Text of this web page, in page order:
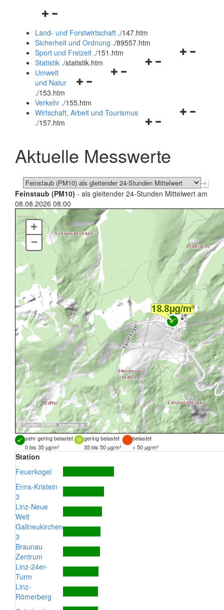
Navigationsmenü
und
schließen
Land- und Forstwirtschaft ./147.htm
Sicherheit und Ordnung ./89557.htm
Navigationsmenü
Sport und Freizeit ./151.htm
Navigationsmenü
Statistik ./statistik.htm
Navigationsmenü
und
schließen
Umwelt
und Natur
./153.htm
Verkehr ./155.htm
Navigationsmenü
schließen
Wirtschaft, Arbeit und Tourismus
./157.htm
Aktuelle Messwerte
Feinstaub (PM10) - als gleitender 24-Stunden Mittelwert am
08.08.2026 08:00
Quellen: DORIS, basemap.at
+
–
sehr gering belastet gering belastet
belastet
0 bis 35 µg/m³
35 bis 50 µg/m³ > 50 µg/m³
Station
Feuerkogel
Enns-Kristein
3
Linz-Neue
Welt
Gallneukirchen
3
Braunau
Zentrum
Linz-24er-
Turm
Linz-
Römerberg